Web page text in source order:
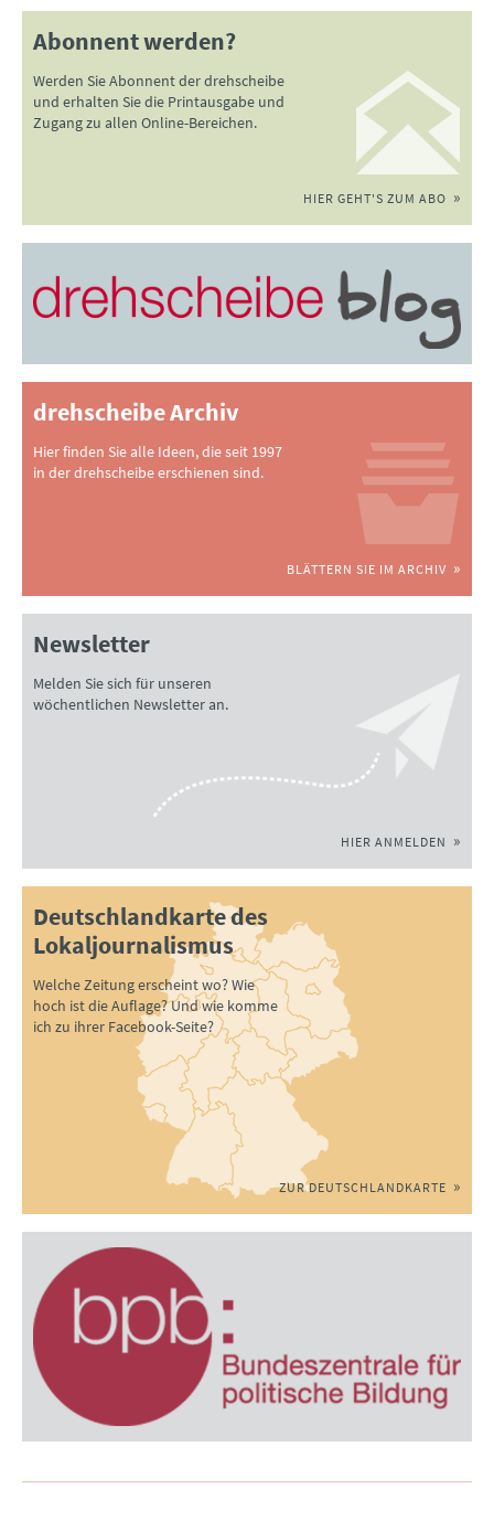
Abonnent werden?
Werden Sie Abonnent der drehscheibe
und erhalten Sie die Printausgabe und
Zugang zu allen Online-Bereichen.
HIER GEHT'S ZUM ABO
drehscheibe Archiv
Hier finden Sie alle Ideen, die seit 1997
in der drehscheibe erschienen sind.
BLÄTTERN SIE IM ARCHIV
Newsletter
Melden Sie sich für unseren
wöchentlichen Newsletter an.
HIER ANMELDEN
Deutschlandkarte des
Lokaljournalismus
Welche Zeitung erscheint wo? Wie
hoch ist die Auflage? Und wie komme
ich zu ihrer Facebook-Seite?
ZUR DEUTSCHLANDKARTE